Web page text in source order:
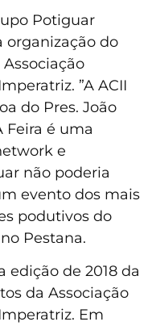
Potiguar
organização do
”A ACII
do Pres. João
Feira é uma
e
não poderia
evento dos mais
podutivos do
Pestana.
de 2018 da
da Associação
Em